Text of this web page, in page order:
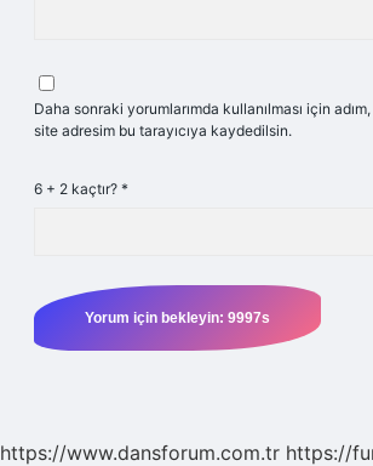
Daha sonraki yorumlarımda kullanılması için
site adresim bu tarayıcıya kaydedilsin.
6 + 2 kaçtır? *
https://www.dansforum.com.tr https://